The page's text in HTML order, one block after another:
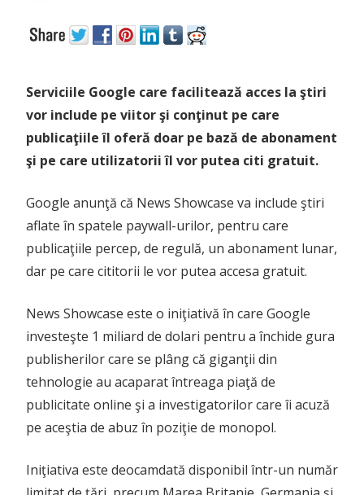
Serviciile Google care facilitează acces la ştiri
vor include pe viitor şi conţinut pe care
publicaţiile îl oferă doar pe bază de abonament
şi pe care utilizatorii îl vor putea citi gratuit.
Google anunţă că News Showcase va include ştiri
aflate în spatele paywall-urilor, pentru care
publicaţiile percep, de regulă, un abonament lunar,
dar pe care cititorii le vor putea accesa gratuit.
News Showcase este o iniţiativă în care Google
investeşte 1 miliard de dolari pentru a închide gura
publisherilor care se plâng că giganţii din
tehnologie au acaparat întreaga piaţă de
publicitate online şi a investigatorilor care îi acuză
pe aceştia de abuz în poziţie de monopol.
Iniţiativa este deocamdată disponibil într-un număr